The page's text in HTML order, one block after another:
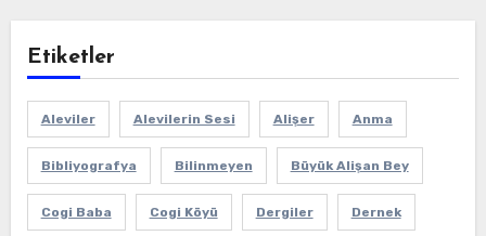
Etiketler
Aleviler Alevilerin Sesi Alişer Anma
Bibliyografya Bilinmeyen Büyük Alişan Bey
Cogi Baba Cogi Köyü Dergiler Dernek